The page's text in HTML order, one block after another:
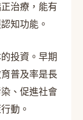
治療，能有
知功能。
投資。早期
普及率是長
、促進社會
動。